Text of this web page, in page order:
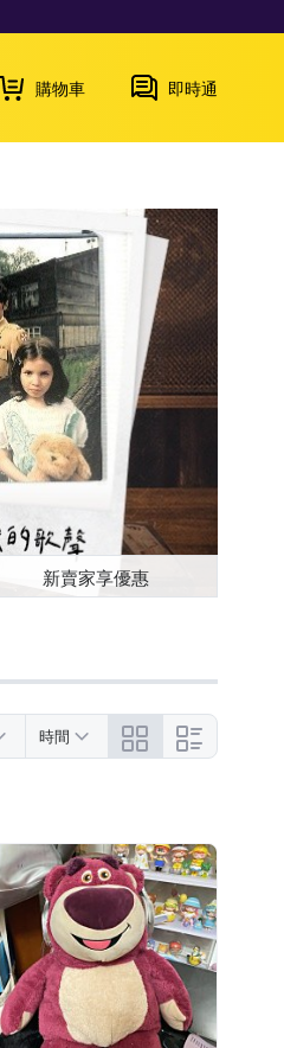
購物車 即時通
新賣家享優惠
時間